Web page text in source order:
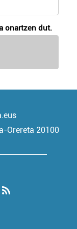
onartzen dut.
Orereta 20100